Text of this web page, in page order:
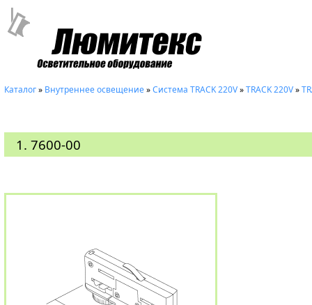
Каталог» Внутреннее освещение»Система ТRACK 220V»TRACK 220V»
1. 7600-00